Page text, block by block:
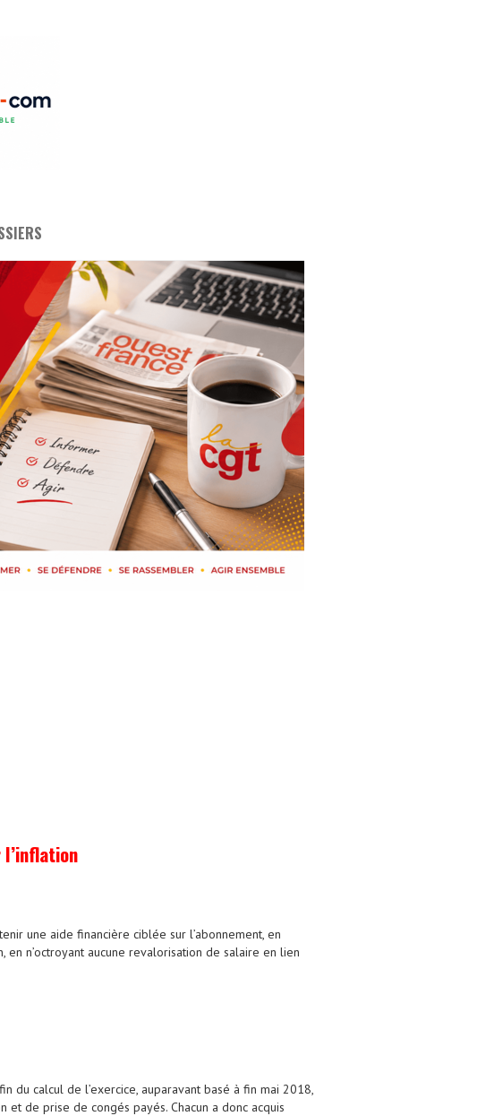
l’inflation
une aide financière ciblée sur l’abonnement, en
en n’octroyant aucune revalorisation de salaire en lien
calcul de l’exercice, auparavant basé à fin mai 2018,
de prise de congés payés. Chacun a donc acquis